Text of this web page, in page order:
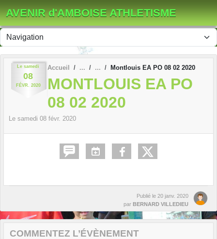
AVENIR d'AMBOISE ATHLETISME
Le samedi
08
FÉVR. 2020
Accueil Montlouis EA PO 08 02 2020
MONTLOUIS EA PO
08 02 2020
Le samedi 08 févr. 2020
Publié le 20 janv. 2020
par BERNARD VILLEDIEU
COMMENTEZ L’ÉVÈNEMENT